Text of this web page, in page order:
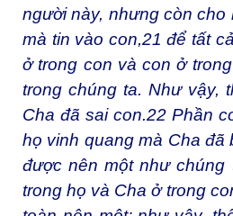
người này, nhưng còn cho
mà tin vào con,21 để tất
ở trong con và con ở
trong chúng ta. Như vậy,
Cha đã sai con.22 Phần
họ vinh quang mà Cha đã
được nên một như chúng
trong họ và Cha ở trong